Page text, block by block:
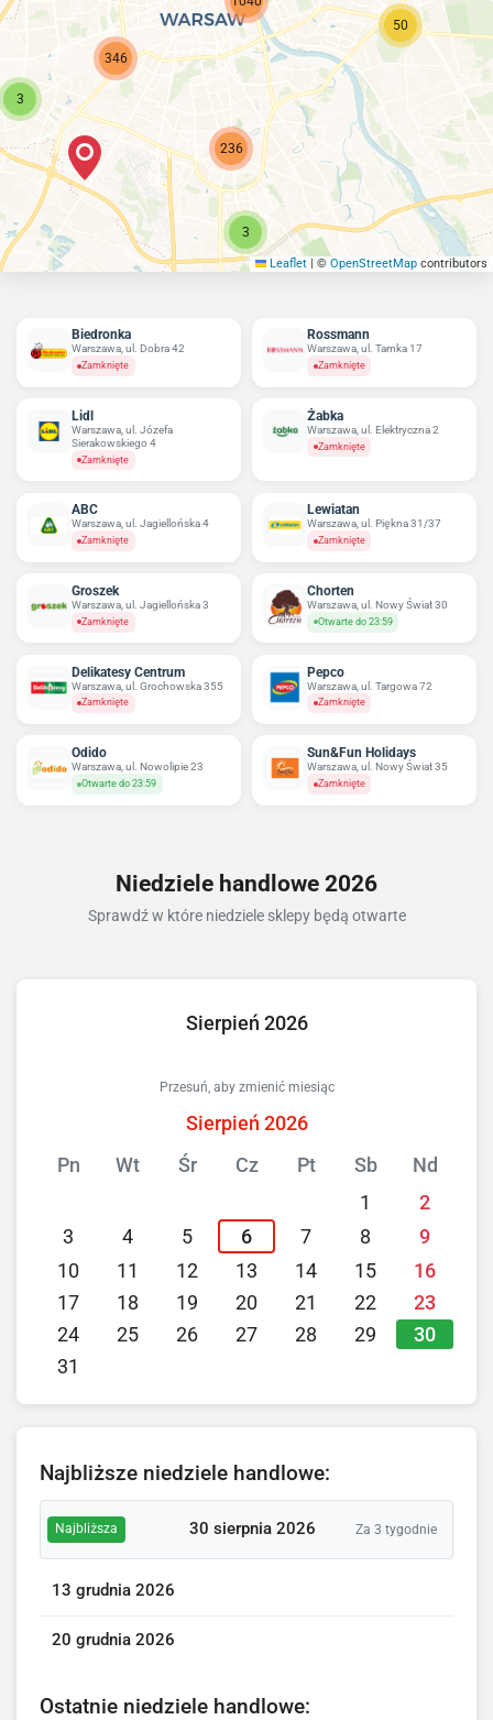
50
236
346
3
3
Leaflet | © OpenStreetMap contributors
Biedronka
Warszawa, ul. Dobra 42
Zamknięte
Rossmann
Warszawa, ul. Tamka 17
Zamknięte
Lidl
Warszawa, ul. Józefa
Sierakowskiego 4
Zamknięte
Żabka
Warszawa, ul. Elektryczna 2
Zamknięte
ABC
Warszawa, ul. Jagiellońska 4
Zamknięte
Lewiatan
Warszawa, ul. Piękna 31/37
Zamknięte
Groszek
Warszawa, ul. Jagiellońska 3
Zamknięte
Chorten
Warszawa, ul. Nowy Świat 30
Otwarte do 23:59
Delikatesy Centrum
Warszawa, ul. Grochowska 355
Zamknięte
Pepco
Warszawa, ul. Targowa 72
Zamknięte
Odido
Warszawa, ul. Nowolipie 23
Otwarte do 23:59
Sun&Fun Holidays
Warszawa, ul. Nowy Świat 35
Zamknięte
Niedziele handlowe 2026
Sprawdź w które niedziele sklepy będą otwarte
Sierpień 2026
Przesuń, aby zmienić miesiąc
Sierpień 2026
Pn
Wt Śr Cz Pt Sb
Nd
1
2
3
4 5 6 7 8
9
10
11 12 13 14 15
16
17
18 19 20 21 22
23
24
25 26 27 28 29 30
31
Najbliższe niedziele handlowe:
Najbliższa 30 sierpnia 2026 Za 3 tygodnie
13 grudnia 2026
20 grudnia 2026
Ostatnie niedziele handlowe: